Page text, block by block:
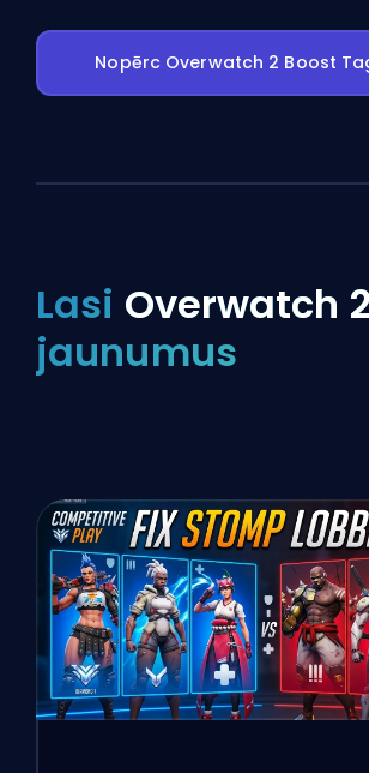
Nopērc Overwatch 2 Boost
Lasi Overwatch 2
jaunumus